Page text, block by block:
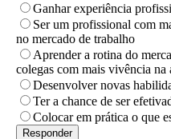
Ganhar experiência
Ser um profissional com
no mercado de trabalho
Aprender a rotina do
colegas com mais vivência na
Desenvolver novas
Ter a chance de ser
Colocar em prática o que